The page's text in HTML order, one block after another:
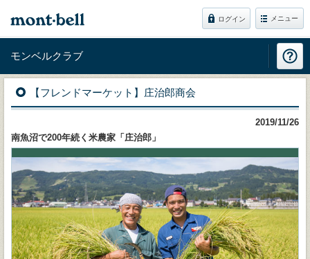
ログイン メニュー
モンベルクラブ
【フレンドマーケット】庄治郎商会
2019/11/26
南魚沼で200年続く米農家「庄治郎」